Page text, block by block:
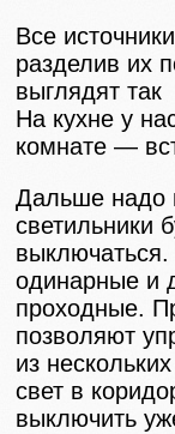
Все
разделив их
выглядят так
На кухне у
комнате —
Дальше надо
светильники
одинарные и
проходные.
позволяют
из
свет в
выключить